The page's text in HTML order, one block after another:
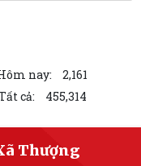
phát triển đột phá
chính sách toàn diện và
nay:
2,161
cả: 455,314
Thượng